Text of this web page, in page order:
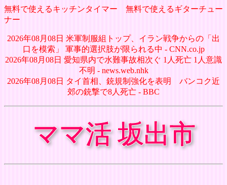
無料で使えるキッチンタイマー
無料で使えるギターチュー
ナー
2026年08月08日 米軍制服組トップ、イラン戦争からの「出
口を模索」 軍事的選択肢が限られる中 - CNN.co.jp
2026年08月08日 愛知県内で水難事故相次ぐ 1人死亡 1人意識
不明 - news.web.nhk
2026年08月08日 タイ首相、銃規制強化を表明 バンコク近
郊の銃撃で8人死亡 - BBC
ママ活 坂出市